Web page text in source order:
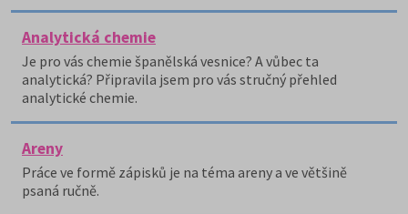
Analytická chemie
Je pro vás chemie španělská vesnice? A vůbec ta
analytická? Připravila jsem pro vás stručný přehled
analytické chemie.
Areny
Práce ve formě zápisků je na téma areny a ve většině
psaná ručně.